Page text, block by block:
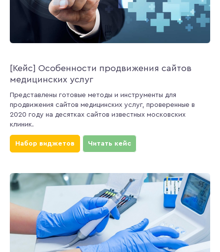
[Кейс] Особенности продвижения сайтов
медицинских услуг
Представлены готовые методы и инструменты для
продвижения сайтов медицинских услуг, проверенные в
2020 году на десятках сайтов известных московских
клиник.
Набор виджетов Читать кейс